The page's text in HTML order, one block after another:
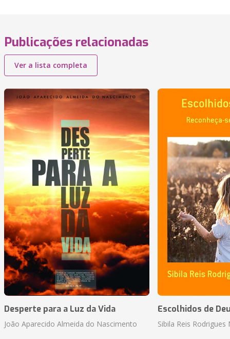
Publicações relacionadas
Ver a lista completa
Desperte para a Luz da Vida
João Aparecido Almeida do Nascimento
Escolhidos de
Sibila Reis